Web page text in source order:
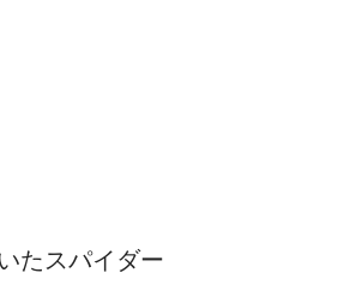
たスパイダー